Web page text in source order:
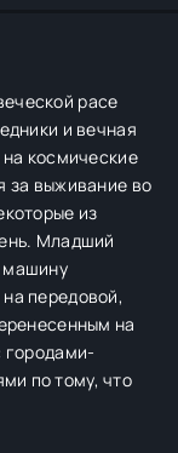
расе
и вечная
космические
за выживание во
из
Младший
машину
передовой,
на
городами-
по тому, что